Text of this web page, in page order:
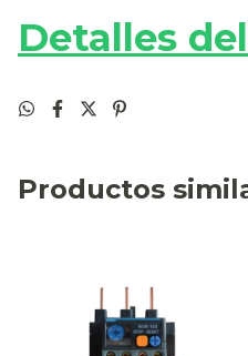
Detalles
Productos